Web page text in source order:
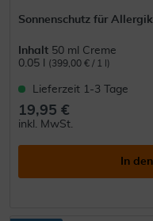
Sonnenschutz für
Inhalt 50 ml Creme
0.05 l
(399,00 € / 1 l)
Lieferzeit 1-3 Tage
19,95 €
inkl. MwSt.
In den